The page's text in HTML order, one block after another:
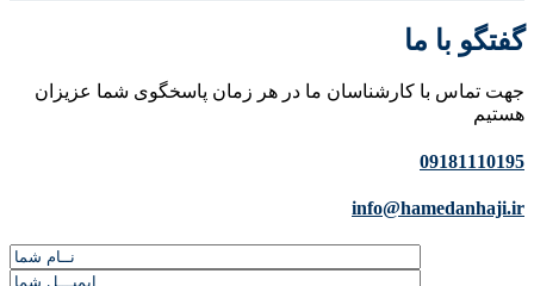
گفتگو با ما
جهت تماس با کارشناسان ما در هر زمان پاسخگوی شما عزیزان
هستیم
09181110195
info@hamedanhaji.ir